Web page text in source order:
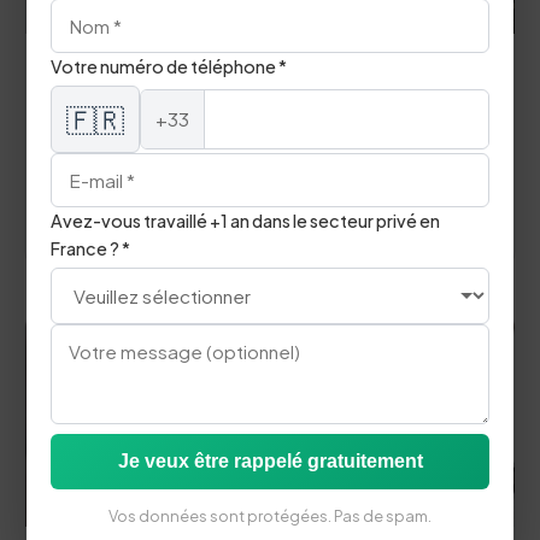
Immersion
Formation Immersion CPF
Apprenez en immersion totale.
Lire l'articlearrow_forward
Votre numéro de téléphone *
🇫🇷 +33
Avez-vous travaillé +1 an dans le secteur privé en
France ? *
Je veux être rappelé gratuitement
Vos données sont protégées. Pas de spam.